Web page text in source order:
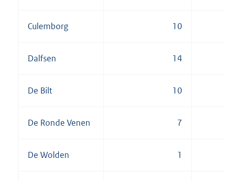
Culemborg 10
Dalfsen 14
De Bilt 10
De Ronde Venen 7
De Wolden 1